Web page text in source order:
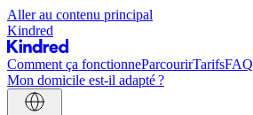
Aller au contenu principal
Kindred
Comment ça fonctionneParcourirTarifsFAQ
Mon domicile est-il adapté ?